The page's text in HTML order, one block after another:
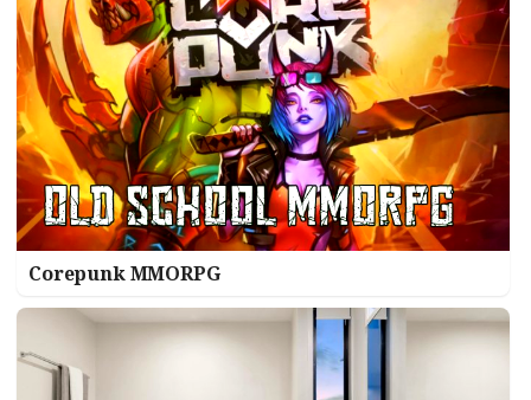
Corepunk MMORPG